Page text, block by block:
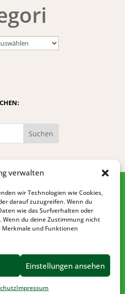
verwalten
wir Technologien wie Cookies,
darauf zuzugreifen. Wenn du
wie das Surfverhalten oder
Wenn du deine Zustimmung nicht
und Funktionen
Einstellungen ansehen
Impressum
Suchen
DATENSCHUTZ
BARRIEREFREIHEIT